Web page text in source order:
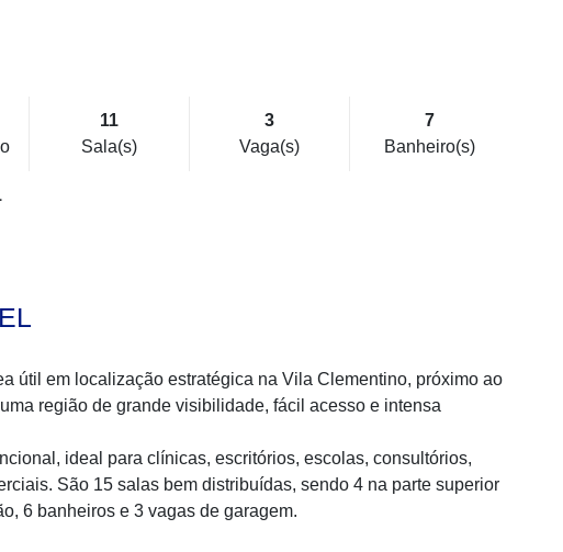
11
Sala(s)
3
Vaga(s)
7
Banheiro(s)
útil em localização estratégica na Vila Clementino, próximo ao
região de grande visibilidade, fácil acesso e intensa
ideal para clínicas, escritórios, escolas, consultórios,
São 15 salas bem distribuídas, sendo 4 na parte superior
6 banheiros e 3 vagas de garagem.